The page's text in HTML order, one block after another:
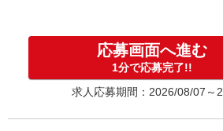
※アルバイト賞与（寸志）：あり
年2回。勤続年数により金額UP。
応募画面へ進む
1分で応募完了!!
求人応募期間：2026/08/07～